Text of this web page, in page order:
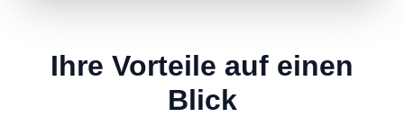
Ihre Vorteile auf einen
Blick